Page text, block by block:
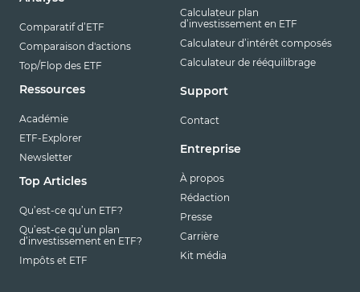
Comparatif d’ETF
Comparaison d'actions
Top/Flop des ETF
Ressources
Académie
ETF-Explorer
Newsletter
Top Articles
Qu’est-ce qu’un ETF?
Qu’est-ce qu’un plan
d’investissement en ETF?
Impôts et ETF
Calculateur plan
d’investissement en ETF
Calculateur d’intérêt composés
Calculateur de rééquilibrage
Support
Contact
Entreprise
À propos
Rédaction
Presse
Carrière
Kit média